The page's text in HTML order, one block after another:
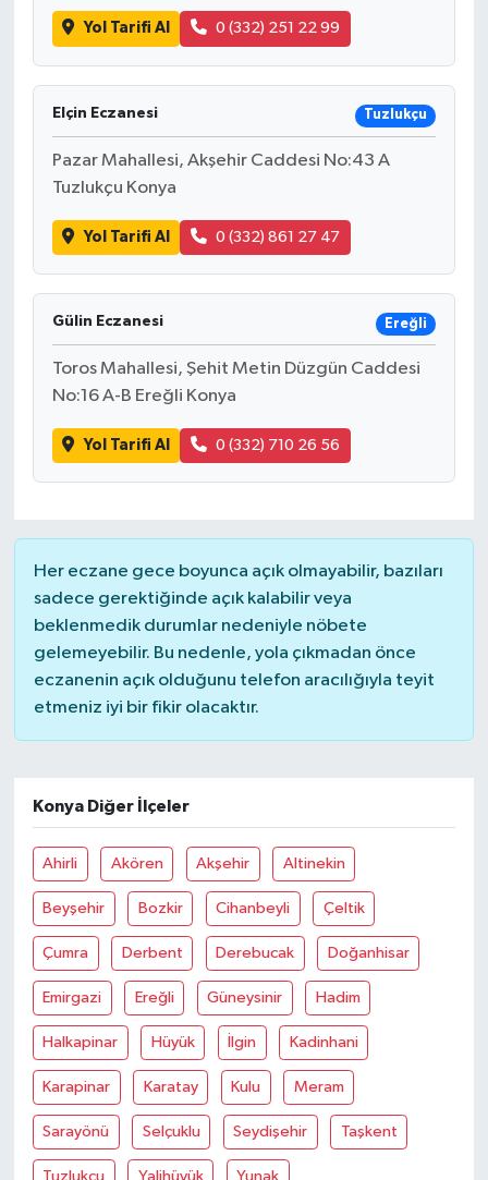
Yol Tarifi Al 0 (332) 251 22 99
Elçin Eczanesi Tuzlukçu
Pazar Mahallesi, Akşehir Caddesi No:43 A
Tuzlukçu Konya
Yol Tarifi Al 0 (332) 861 27 47
Gülin Eczanesi Ereğli
Toros Mahallesi, Şehit Metin Düzgün Caddesi
No:16 A-B Ereğli Konya
Yol Tarifi Al 0 (332) 710 26 56
Her eczane gece boyunca açık olmayabilir, bazıları
sadece gerektiğinde açık kalabilir veya
beklenmedik durumlar nedeniyle nöbete
gelemeyebilir. Bu nedenle, yola çıkmadan önce
eczanenin açık olduğunu telefon aracılığıyla teyit
etmeniz iyi bir fikir olacaktır.
Konya Diğer İlçeler
Ahirli Akören Akşehir Altinekin
Beyşehir Bozkir Cihanbeyli Çeltik
Çumra Derbent Derebucak Doğanhisar
Emirgazi Ereğli Güneysinir Hadim
Halkapinar Hüyük İlgin Kadinhani
Karapinar Karatay Kulu Meram
Sarayönü Selçuklu Seydişehir Taşkent
Tuzlukçu Yalihüyük Yunak